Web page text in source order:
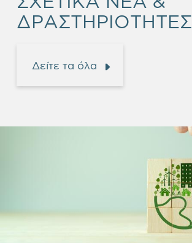
ΔΡΑΣΤΗΡΙΟΤΗΤΕΣ
Δείτε τα όλα